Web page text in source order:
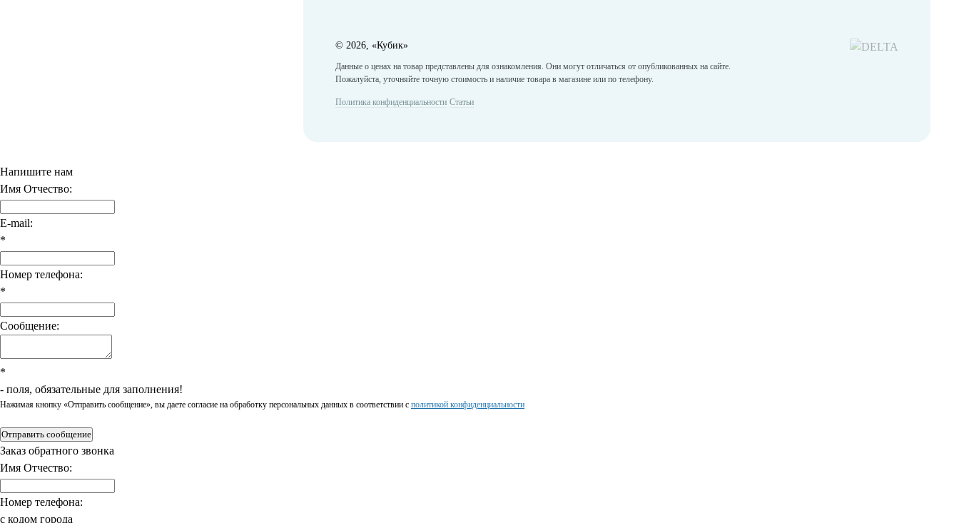
© 2026, «Кубик»
Данные о ценах на товар представлены для ознакомления. Они могут отличаться от опубликованных на сайте.
Пожалуйста, уточняйте точную стоимость и наличие товара в магазине или по телефону.
Политика конфиденциальности Статьи
Напишите нам
Имя Отчество:
E-mail:
*
Номер телефона:
*
Сообщение:
*
- поля, обязательные для заполнения!
Нажимая кнопку «Отправить сообщение», вы даете согласие на обработку персональных данных в соответствии c политикой конфиденциальности
Отправить сообщение
Заказ обратного звонка
Имя Отчество:
Номер телефона:
с кодом города